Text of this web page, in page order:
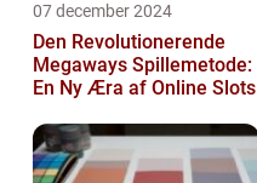
07 december 2024
Den Revolutionerende
Megaways Spillemetode:
En Ny Æra af Online Slots